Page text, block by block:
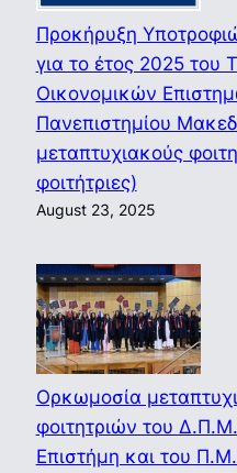
τον
Καθηγητή
Willi
Semmler
“Energy
Transition”
Παρασκευή
29/08
ώρα
17:30
Προκήρυξη
για το έτος 2025 του
Οικονομικών
Πανεπιστημίου
μεταπτυχιακούς
φοιτήτριες)
August 23, 2025
Ορκωμοσία
φοιτητριών του
Επιστήμη και του